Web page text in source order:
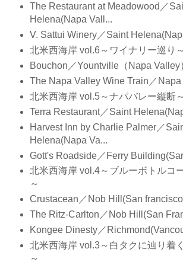
The Restaurant at Meadowood／
Helena(Napa Vall...
V. Sattui Winery／Saint
北米西海岸 vol.6～ワイナリー巡り～
Bouchon／Yountville（Napa Valley
The Napa Valley Wine Train／Napa
北米西海岸 vol.5～ナパバレー縦断～
Terra Restaurant／Saint
Harvest Inn by Charlie Palmer／
Helena(Napa Va...
Gott's Roadside／Ferry
北米西海岸 vol.4～ブルーボトルコ
～
Crustacean／Nob Hill(San
The Ritz-Carlton／Nob Hill(San
Kongee Dinesty／
北米西海岸 vol.3～白タクに辿り着
～